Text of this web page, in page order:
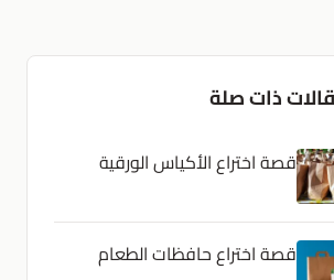
ذات صلة
قصة اختراع الأكياس الورقية
قصة اختراع حافظات الطعام